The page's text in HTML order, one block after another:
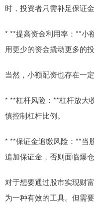
时，投资者只需补足保证
* **提高资金利用率：**小
用更少的资金撬动更多的投
当然，小额配资也存在一
* **杠杆风险：**杠杆放大
慎控制杠杆比例。
* **保证金追缴风险：**当
追加保证金，否则面临爆仓
对于想要通过股市实现财
为一种有效的工具。但需